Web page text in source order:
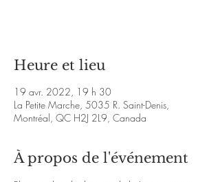
Heure et lieu
19 avr. 2022, 19 h 30
La Petite Marche, 5035 R. Saint-Denis,
Montréal, QC H2J 2L9, Canada
À propos de l'événement